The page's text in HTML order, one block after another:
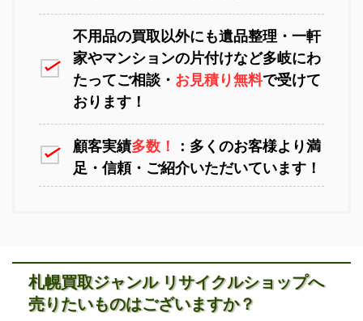
苫小牧不用品回収 室蘭不用品回収
不用品の買取以外にも遺品整理・一軒
家やマンションの片付けなど多岐にわ
たってご相談・ お見積り無料で受けて
おります！
顧客実績多数！
：多くのお客様より満
足・信頼・ご紹介いただいています！
札幌買取ジャンル リサイクルショップへ
売りたいものはございますか？